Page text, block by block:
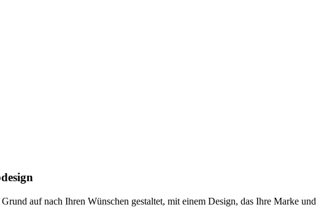
auf nach Ihren Wünschen gestaltet, mit einem Design, das Ihre Marke und